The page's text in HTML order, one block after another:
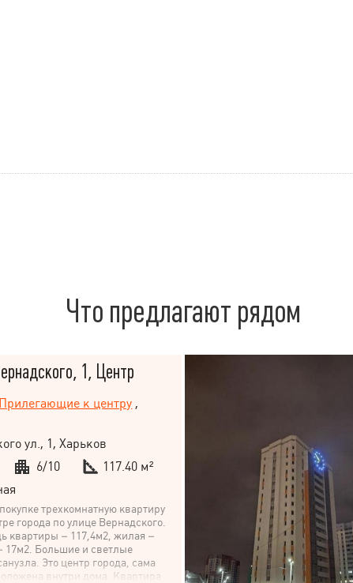
Что предлагают рядом
1, Центр
Прилегающие к центру ,
ул., 1, Харьков
6/10
117.40 м²
трехкомнатную квартиру
города по улице Вернадского.
квартиры – 117,4м2, жилая –
17м2. Большие и светлые
Это центр города, сама
внутри дома. Квартира